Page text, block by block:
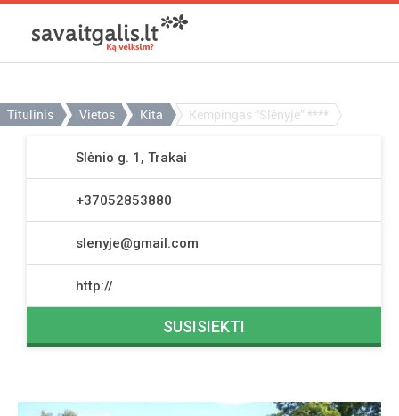
Titulinis Vietos Kita Kempingas “Slėnyje” ****
Slėnio g. 1, Trakai
+37052853880
slenyje@gmail.com
http://
SUSISIEKTI